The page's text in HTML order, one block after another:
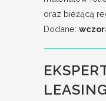
oraz bieżącą
Dodane: